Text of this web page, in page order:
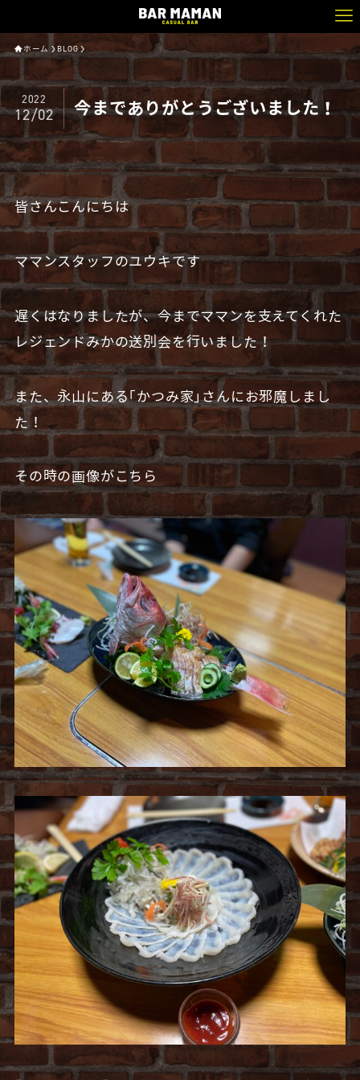
ホーム BLOG
今までありがとうございました！
2022
12/02
皆さんこんにちは
ママンスタッフのユウキです
遅くはなりましたが、今までママンを支えてくれた
レジェンドみかの送別会を行いました！
また、永山にある｢かつみ家｣さんにお邪魔しまし
た！
その時の画像がこちら